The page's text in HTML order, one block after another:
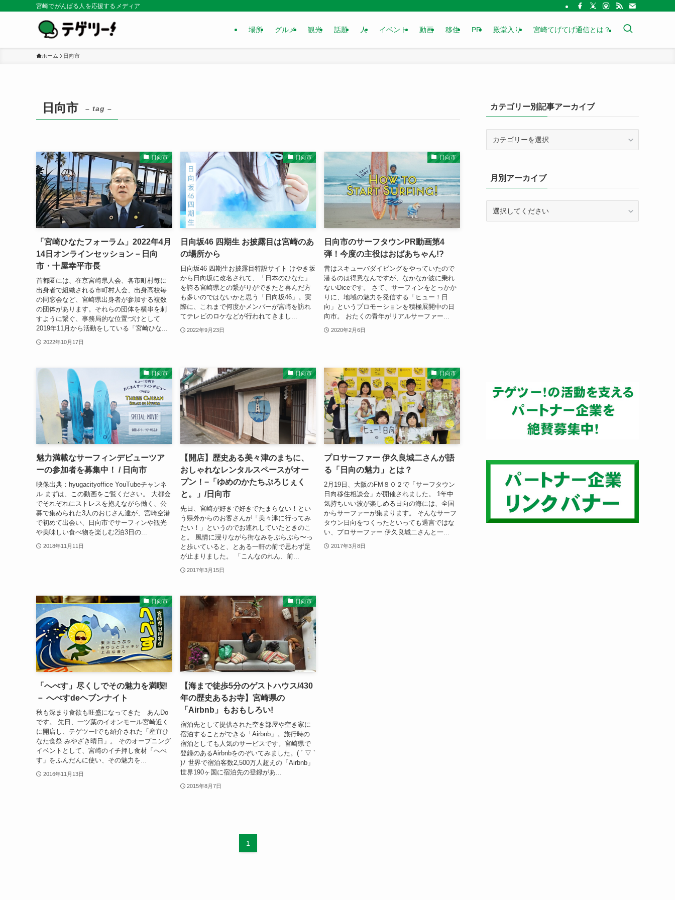
宮崎でがんばる人を応援するメディア
場所 グルメ 観光 話題 人 イベント 動画 移住 PR 殿堂入り 宮崎てげてげ通信とは？
ホーム 日向市
日向市 – tag –
日向市
「宮崎ひなたフォーラム」2022年4月
14日オンラインセッション－日向
市・十屋幸平市長
首都圏には、在京宮崎県人会、各市町村毎に
出身者で組織される市町村人会、出身高校毎
の同窓会など、宮崎県出身者が参加する複数
の団体があります。それらの団体を横串を刺
すように繋ぐ、事務局的な位置づけとして
2019年11月から活動をしている「宮崎ひな...
2022年10月17日
日向市
日向坂46 四期生 お披露目は宮崎のあ
の場所から
日向坂46 四期生お披露目特設サイト けやき坂
から日向坂に改名されて、「日本のひなた」
を誇る宮崎県との繋がりができたと喜んだ方
も多いのではないかと思う「日向坂46」。実
際に、これまで何度かメンバーが宮崎を訪れ
てテレビのロケなどが行われてきまし...
2022年9月23日
日向市
日向市のサーフタウンPR動画第4
弾！今度の主役はおばあちゃん!?
昔はスキューバダイビングをやっていたので
潜るのは得意なんですが、なかなか波に乗れ
ないDiceです。 さて、サーフィンをとっかか
りに、地域の魅力を発信する「ヒュー！日
向」というプロモーションを積極展開中の日
向市。 おたくの青年がリアルサーファー...
2020年2月6日
日向市
魅力満載なサーフィンデビューツア
ーの参加者を募集中！ / 日向市
映像出典：hyugacityoffice YouTubeチャンネ
ル まずは、この動画をご覧ください。 大都会
でそれぞれにストレスを抱えながら働く、公
募で集められた3人のおじさん達が、宮崎空港
で初めて出会い、日向市でサーフィンや観光
や美味しい食べ物を楽しむ2泊3日の...
2018年11月11日
日向市
【開店】歴史ある美々津のまちに、
おしゃれなレンタルスペースがオー
プン！−「ゆめのかたちぷろじぇく
と。」/日向市
先日、宮崎が好きで好きでたまらない！とい
う県外からのお客さんが「美々津に行ってみ
たい！」というのでお連れしていたときのこ
と。 風情に浸りながら街なみをぶらぶら〜っ
と歩いていると、とある一軒の前で思わず足
が止まりました。 「こんなのれん、前...
2017年3月15日
日向市
プロサーファー 伊久良城二さんが語
る「日向の魅力」とは？
2月19日、大阪のFM８０２で「サーフタウン
日向移住相談会」が開催されました。 1年中
気持ちいい波が楽しめる日向の海には、全国
からサーファーが集まります。 そんなサーフ
タウン日向をつくったといっても過言ではな
い、プロサーファー 伊久良城二さんと一...
2017年3月8日
日向市
「へべす」尽くしでその魅力を満喫!
－ へべすdeヘブンナイト
秋も深まり食欲も旺盛になってきた あんDo
です。 先日、一ツ葉のイオンモール宮崎近く
に開店し、テゲツー!でも紹介された「産直ひ
なた食祭 みやざき晴日」。 そのオープニング
イベントとして、宮崎のイチ押し食材「へべ
す」をふんだんに使い、その魅力を...
2016年11月13日
日向市
【海まで徒歩5分のゲストハウス/430
年の歴史あるお寺】宮崎県の
「Airbnb」もおもしろい!
宿泊先として提供された空き部屋や空き家に
宿泊することができる「Airbnb」。旅行時の
宿泊としても人気のサービスです。宮崎県で
登録のあるAirbnbをのぞいてみました。( ´ ▽ `
)ﾉ 世界で宿泊客数2,500万人超えの「Airbnb」
世界190ヶ国に宿泊先の登録があ...
2015年8月7日
1
カテゴリー別記事アーカイブ
ー
別
記
ア
月別アーカイブ